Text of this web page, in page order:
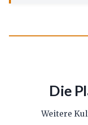
Die
Weitere